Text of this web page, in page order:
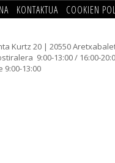
KONTAKTUA COOKIEN
Kurtz 20 | 20550
9:00-13:00 / 16:00-
13:00